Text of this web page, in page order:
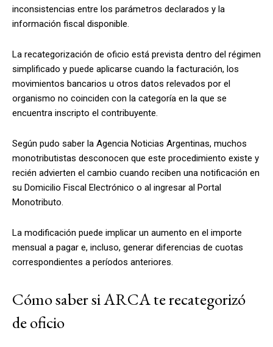
inconsistencias entre los parámetros declarados y la
información fiscal disponible.
La recategorización de oficio está prevista dentro del régimen
simplificado y puede aplicarse cuando la facturación, los
movimientos bancarios u otros datos relevados por el
organismo no coinciden con la categoría en la que se
encuentra inscripto el contribuyente.
Según pudo saber la Agencia Noticias Argentinas, muchos
monotributistas desconocen que este procedimiento existe y
recién advierten el cambio cuando reciben una notificación en
su Domicilio Fiscal Electrónico o al ingresar al Portal
Monotributo.
La modificación puede implicar un aumento en el importe
mensual a pagar e, incluso, generar diferencias de cuotas
correspondientes a períodos anteriores.
Cómo saber si ARCA te recategorizó
de oficio